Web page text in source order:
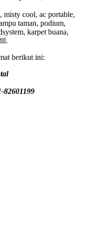
misty cool, ac portable,
taman, podium,
karpet buana,
berikut ini:
82601199